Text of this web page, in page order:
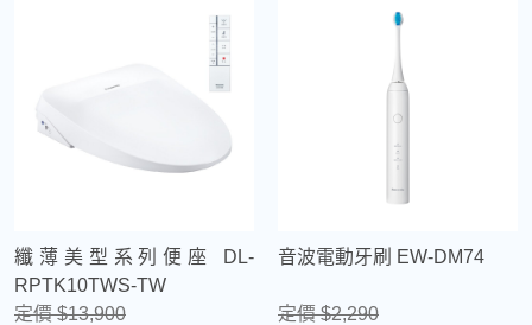
纖薄美型系列便座 DL-
RPTK10TWS-TW
定價 $13,900
音波電動牙刷 EW-DM74
定價 $2,290